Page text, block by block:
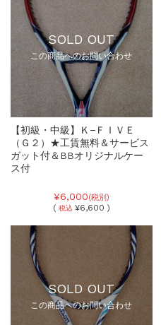
SOLD OUT
この商品へのお問い合わせ
【初級・中級】Ｋ−ＦＩＶＥ
（Ｇ２）★工賃無料＆サービス
ガット付＆BBオリジナルケー
ス付
¥6,000(税別)
( 税込 ¥6,600 )
SOLD OUT
この商品へのお問い合わせ